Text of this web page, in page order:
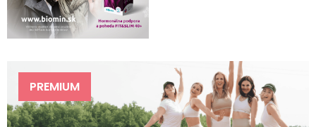
PREMIUM